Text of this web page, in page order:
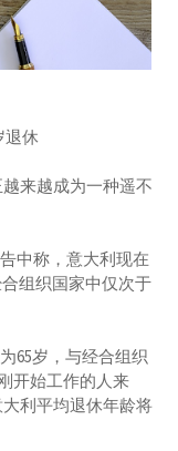
退休
来越成为一种遥不
中称，意大利现在
组织国家中仅次于
65岁，与经合组织
开始工作的人来
利平均退休年龄将